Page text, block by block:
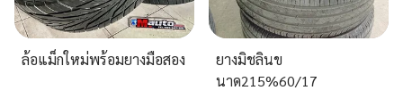
ล้อแม็กใหม่พร้อมยางมือสอง
ยางมิชลินข
นาด215%60/17